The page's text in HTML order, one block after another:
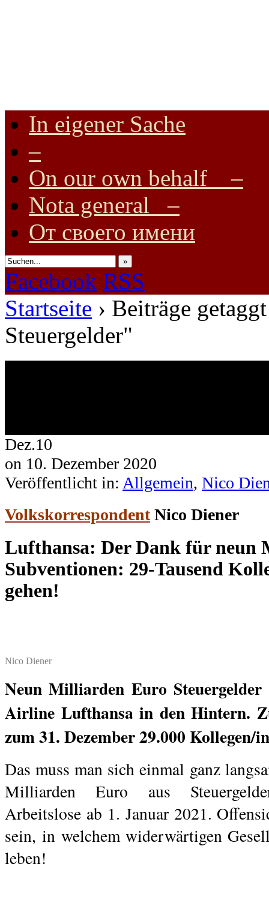
Internationale Onlinezeitung für Frieden, Humanismus,
In eigener Sache
–
On our own behalf –
Nota general –
От своего имени
»
Facebook RSS
Startseite › Beiträge
Steuergelder"
Dez.10
on 10. Dezember 2020
Veröffentlicht in: Allgemein, Nico
VolkskorrespondentNico Diener
Lufthansa: Der Dank für neun
Subventionen: 29-Tausend
gehen!
Nico Diener
Neun Milliarden Euro
Airline Lufthansa in den Hintern.
zum 31. Dezember 29.000 Kollegen/
Das muss man sich einmal ganz
Milliarden Euro aus
Arbeitslose ab 1. Januar 2021.
sein, in welchem widerwärtigen
leben!